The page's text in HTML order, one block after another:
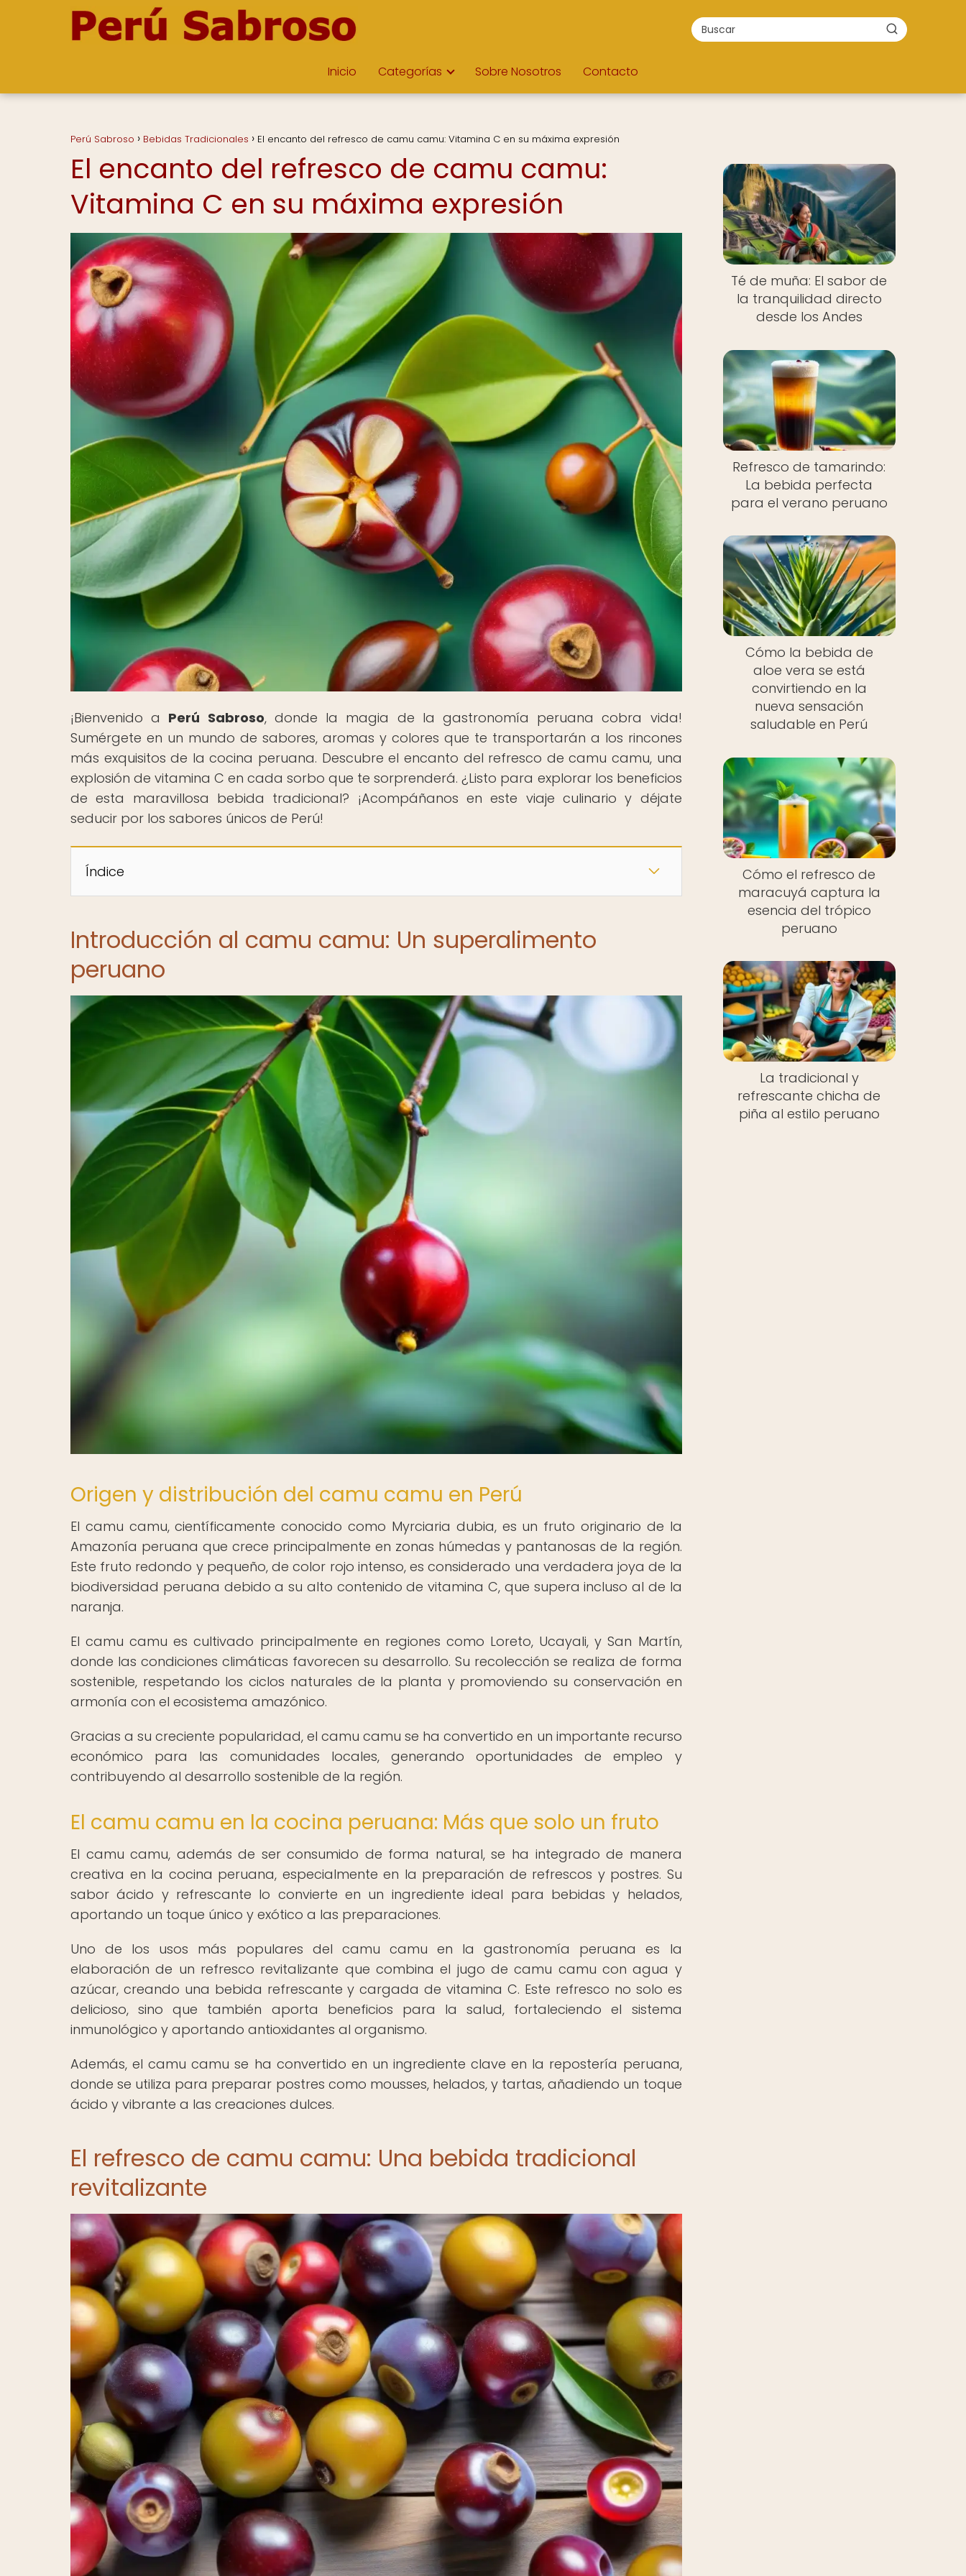
Inicio Categorías Sobre Nosotros Contacto
Perú Sabroso Bebidas Tradicionales El encanto del refresco de camu camu: Vitamina C en su máxima expresión
El encanto del refresco de camu camu:
Vitamina C en su máxima expresión
¡Bienvenido a Perú Sabroso, donde la magia de la gastronomía peruana cobra vida!
Sumérgete en un mundo de sabores, aromas y colores que te transportarán a los rincones
más exquisitos de la cocina peruana. Descubre el encanto del refresco de camu camu, una
explosión de vitamina C en cada sorbo que te sorprenderá. ¿Listo para explorar los beneficios
de esta maravillosa bebida tradicional? ¡Acompáñanos en este viaje culinario y déjate
seducir por los sabores únicos de Perú!
Índice
Introducción al camu camu: Un superalimento
peruano
Origen y distribución del camu camu en Perú
El camu camu, científicamente conocido como Myrciaria dubia, es un fruto originario de la
Amazonía peruana que crece principalmente en zonas húmedas y pantanosas de la región.
Este fruto redondo y pequeño, de color rojo intenso, es considerado una verdadera joya de la
biodiversidad peruana debido a su alto contenido de vitamina C, que supera incluso al de la
naranja.
El camu camu es cultivado principalmente en regiones como Loreto, Ucayali, y San Martín,
donde las condiciones climáticas favorecen su desarrollo. Su recolección se realiza de forma
sostenible, respetando los ciclos naturales de la planta y promoviendo su conservación en
armonía con el ecosistema amazónico.
Gracias a su creciente popularidad, el camu camu se ha convertido en un importante recurso
económico para las comunidades locales, generando oportunidades de empleo y
contribuyendo al desarrollo sostenible de la región.
El camu camu en la cocina peruana: Más que solo un fruto
El camu camu, además de ser consumido de forma natural, se ha integrado de manera
creativa en la cocina peruana, especialmente en la preparación de refrescos y postres. Su
sabor ácido y refrescante lo convierte en un ingrediente ideal para bebidas y helados,
aportando un toque único y exótico a las preparaciones.
Uno de los usos más populares del camu camu en la gastronomía peruana es la
elaboración de un refresco revitalizante que combina el jugo de camu camu con agua y
azúcar, creando una bebida refrescante y cargada de vitamina C. Este refresco no solo es
delicioso, sino que también aporta beneficios para la salud, fortaleciendo el sistema
inmunológico y aportando antioxidantes al organismo.
Además, el camu camu se ha convertido en un ingrediente clave en la repostería peruana,
donde se utiliza para preparar postres como mousses, helados, y tartas, añadiendo un toque
ácido y vibrante a las creaciones dulces.
El refresco de camu camu: Una bebida tradicional
revitalizante
Té de muña: El sabor de
la tranquilidad directo
desde los Andes
Refresco de tamarindo:
La bebida perfecta
para el verano peruano
Cómo la bebida de
aloe vera se está
convirtiendo en la
nueva sensación
saludable en Perú
Cómo el refresco de
maracuyá captura la
esencia del trópico
peruano
La tradicional y
refrescante chicha de
piña al estilo peruano